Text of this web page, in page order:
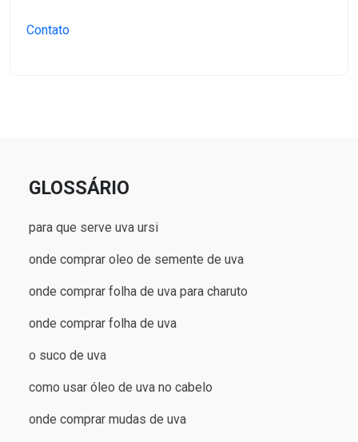
Contato
GLOSSÁRIO
para que serve uva ursi
onde comprar oleo de semente de uva
onde comprar folha de uva para charuto
onde comprar folha de uva
o suco de uva
como usar óleo de uva no cabelo
onde comprar mudas de uva